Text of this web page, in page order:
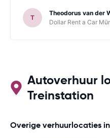
T
Theodorus van der
Dollar Rent a Car
Autoverhuur
Treinstation
Overige verhuurlocaties